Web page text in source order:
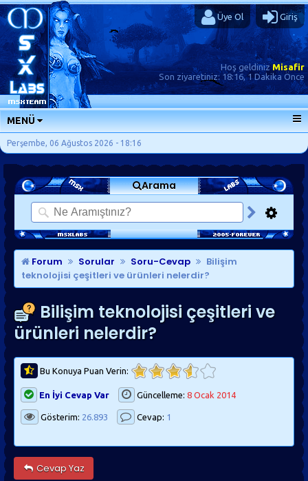
Üye Ol Giriş
Hoş geldinizMisafir
Son ziyaretiniz: 18:16, 1 Dakika Önce
MENÜ
ANA SAYFA
FORUMLAR
SORU-CEVAP
GÜNLÜKLER
SON MESAJLAR
KISAYOLLAR
Perşembe, 06 Ağustos 2026 - 18:16
Arama
Forum Sorular Soru-Cevap
Bilişim
teknolojisi çeşitleri ve ürünleri nelerdir?
Bilişim teknolojisi çeşitleri ve
ürünleri nelerdir?
Bu Konuya Puan Verin:
En İyi Cevap Var Güncelleme: 8 Ocak 2014
Gösterim: 26.893 Cevap: 1
Cevap Yaz